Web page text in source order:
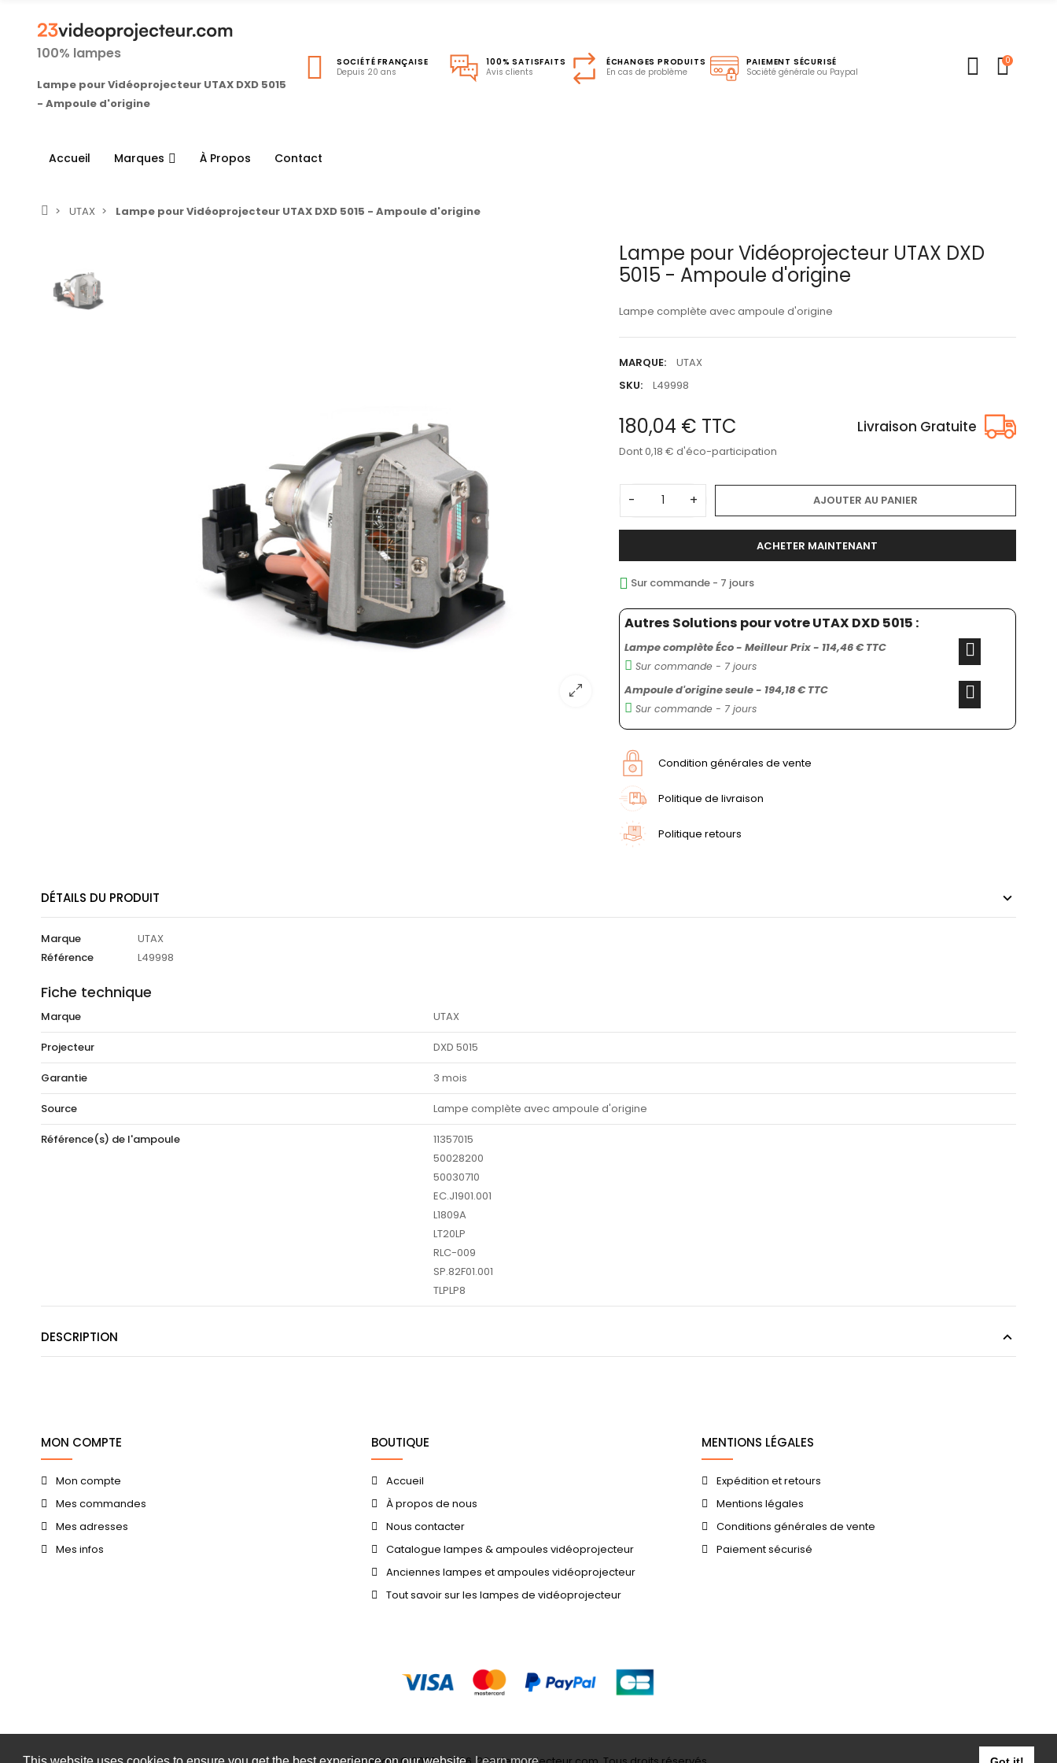
100% lampes
Lampe pour Vidéoprojecteur UTAX DXD 5015
- Ampoule d'origine
SOCIÉTÉ FRANÇAISE
Depuis 20 ans
100% SATISFAITS
Avis clients
ÉCHANGES PRODUITS
En cas de problème
PAIEMENT SÉCURISÉ
Société générale ou Paypal
0
Accueil Marques À Propos Contact
UTAX Lampe pour Vidéoprojecteur UTAX DXD 5015 - Ampoule d'origine
Lampe pour Vidéoprojecteur UTAX DXD
5015 - Ampoule d'origine
Lampe complète avec ampoule d'origine
MARQUE:
UTAX
SKU:
L49998
180,04 € TTC Livraison Gratuite
Dont 0,18 € d'éco-participation
- + AJOUTER AU PANIER
ACHETER MAINTENANT
Sur commande - 7 jours
Autres Solutions pour votre UTAX DXD 5015 :
Lampe complète Éco - Meilleur Prix - 114,46 € TTC
Sur commande - 7 jours
Ampoule d'origine seule - 194,18 € TTC
Sur commande - 7 jours
Condition générales de vente
Politique de livraison
Politique retours
DESCRIPTION
DÉTAILS DU PRODUIT
Marque
UTAX
Référence
L49998
Fiche technique
Marque UTAX
Projecteur DXD 5015
Garantie 3 mois
Source Lampe complète avec ampoule d'origine
Référence(s) de l'ampoule
11357015
50028200
50030710
EC.J1901.001
L1809A
LT20LP
RLC-009
SP.82F01.001
TLPLP8
MON COMPTE
Mon compte
Mes commandes
Mes adresses
Mes infos
BOUTIQUE
Accueil
À propos de nous
Nous contacter
Catalogue lampes & ampoules vidéoprojecteur
Anciennes lampes et ampoules vidéoprojecteur
Tout savoir sur les lampes de vidéoprojecteur
MENTIONS LÉGALES
Expédition et retours
Mentions légales
Conditions générales de vente
Paiement sécurisé